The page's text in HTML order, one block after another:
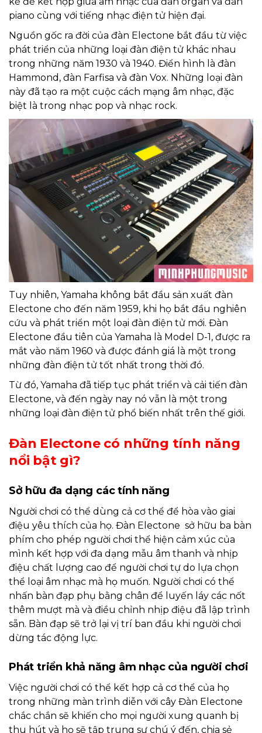
piano cùng với tiếng nhạc điện tử hiện đại.
Nguồn gốc ra đời của đàn Electone bắt đầu từ việc
phát triển của những loại đàn điện tử khác nhau
trong những năm 1930 và 1940. Điển hình là đàn
Hammond, đàn Farfisa và đàn Vox. Những loại đàn
này đã tạo ra một cuộc cách mạng âm nhạc, đặc
biệt là trong nhạc pop và nhạc rock.
Tuy nhiên, Yamaha không bắt đầu sản xuất đàn
Electone cho đến năm 1959, khi họ bắt đầu nghiên
cứu và phát triển một loại đàn điện tử mới. Đàn
Electone đầu tiên của Yamaha là Model D-1, được ra
mắt vào năm 1960 và được đánh giá là một trong
những đàn điện tử tốt nhất trong thời đó.
Từ đó, Yamaha đã tiếp tục phát triển và cải tiến đàn
Electone, và đến ngày nay nó vẫn là một trong
những loại đàn điện tử phổ biến nhất trên thế giới.
Đàn Electone có những tính năng
nổi bật gì?
Sở hữu đa dạng các tính năng
Người chơi có thể dùng cả cơ thể để hòa vào giai
điệu yêu thích của họ. Đàn Electone sở hữu ba bàn
phím cho phép người chơi thể hiện cảm xúc của
mình kết hợp với đa dạng mẫu âm thanh và nhịp
điệu chất lượng cao để người chơi tự do lựa chọn
thể loại âm nhạc mà họ muốn. Người chơi có thể
nhấn bàn đạp phụ bằng chân để luyến láy các nốt
thêm mượt mà và điều chỉnh nhịp điệu đã lập trình
sẵn. Bàn đạp sẽ trở lại vị trí ban đầu khi người chơi
dừng tác động lực.
Phát triển khả năng âm nhạc của người chơi
Việc người chơi có thể kết hợp cả cơ thể của họ
trong những màn trình diễn với cây Đàn Electone
chắc chắn sẽ khiến cho mọi người xung quanh bị
thu hút và họ sẽ tập trung sự chú ý đến, chia sẻ